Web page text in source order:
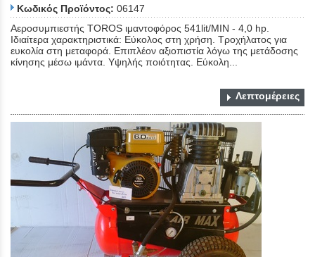
Κωδικός Προϊόντος: 06147
Aεροσυμπιεστής TOROS ιμαντοφόρος 541lit/MIN - 4,0 hp.
Ιδιαίτερα χαρακτηριστικά: Εύκολος στη χρήση. Τροχήλατος για
ευκολία στη μεταφορά. Επιπλέον αξιοπιστία λόγω της μετάδοσης
κίνησης μέσω ιμάντα. Υψηλής ποιότητας. Εύκολη...
Λεπτομέρειες